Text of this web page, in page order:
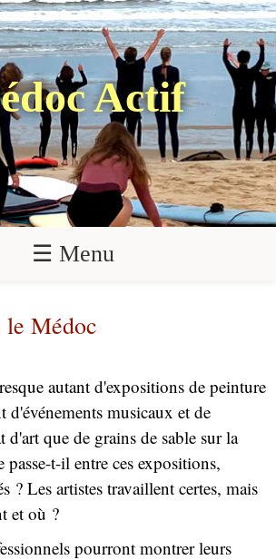
Actif
☰ Menu
le Médoc
autant d'expositions de peinture
d'événements musicaux et de
d'art que de grains de sable sur la
passe-t-il entre ces expositions,
? Les artistes travaillent certes, mais
et où ?
pourront montrer leurs